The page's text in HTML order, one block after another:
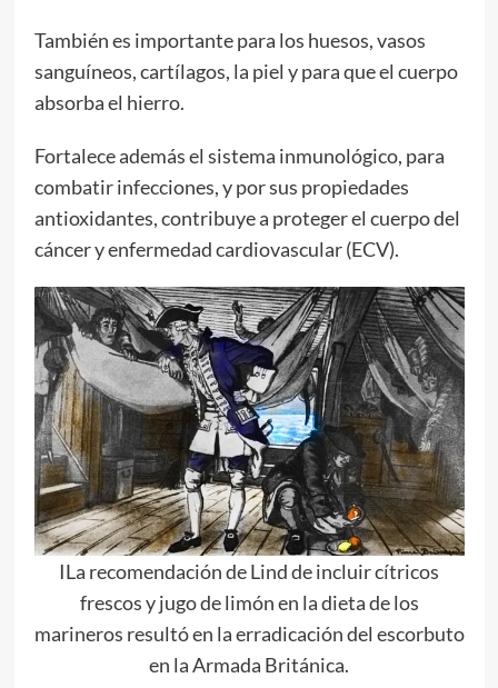
También es importante para los huesos, vasos
sanguíneos, cartílagos, la piel y para que el cuerpo
absorba el hierro.
Fortalece además el sistema inmunológico, para
combatir infecciones, y por sus propiedades
antioxidantes, contribuye a proteger el cuerpo del
cáncer y enfermedad cardiovascular (ECV).
ILa recomendación de Lind de incluir cítricos
frescos y jugo de limón en la dieta de los
marineros resultó en la erradicación del escorbuto
en la Armada Británica.